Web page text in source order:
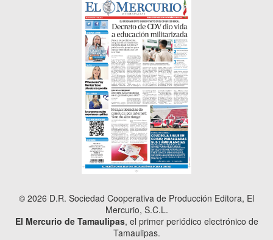
© 2026 D.R. Sociedad Cooperativa de Producción Editora, El
Mercurio, S.C.L.
El Mercurio de Tamaulipas, el primer periódico electrónico de
Tamaulipas.